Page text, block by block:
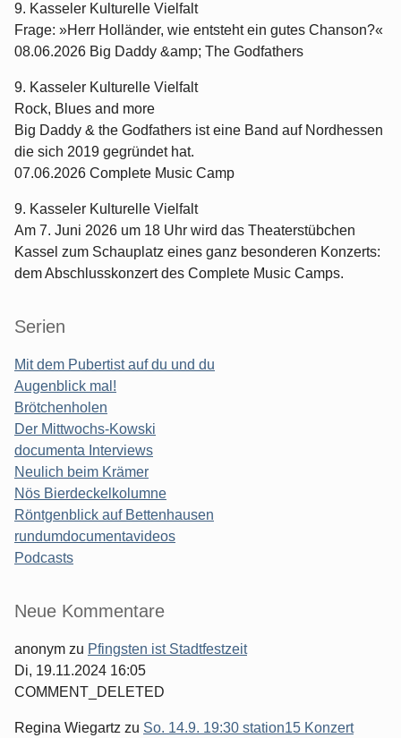
9. Kasseler Kulturelle Vielfalt
Frage: »Herr Holländer, wie entsteht ein gutes Chanson?«
08.06.2026 Big Daddy &amp; The Godfathers
9. Kasseler Kulturelle Vielfalt
Rock, Blues and more
Big Daddy & the Godfathers ist eine Band auf Nordhessen
die sich 2019 gegründet hat.
07.06.2026 Complete Music Camp
9. Kasseler Kulturelle Vielfalt
Am 7. Juni 2026 um 18 Uhr wird das Theaterstübchen
Kassel zum Schauplatz eines ganz besonderen Konzerts:
dem Abschlusskonzert des Complete Music Camps.
Serien
Mit dem Pubertist auf du und du
Augenblick mal!
Brötchenholen
Der Mittwochs-Kowski
documenta Interviews
Neulich beim Krämer
Nös Bierdeckelkolumne
Röntgenblick auf Bettenhausen
rundumdocumentavideos
Podcasts
Seitenleiste
Neue Kommentare
anonym zu Pfingsten ist Stadtfestzeit
Di, 19.11.2024 16:05
COMMENT_DELETED
Regina Wiegartz zu So. 14.9. 19:30 station15 Konzert